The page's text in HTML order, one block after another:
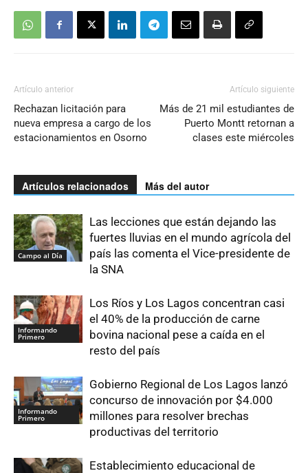
Artículo anterior
Rechazan licitación para
nueva empresa a cargo de los
estacionamientos en Osorno
Artículo siguiente
Más de 21 mil estudiantes de
Puerto Montt retornan a
clases este miércoles
Artículos relacionados Más del autor
Campo al Día
Las lecciones que están dejando las
fuertes lluvias en el mundo agrícola del
país las comenta el Vice-presidente de
la SNA
Informando
Primero
Los Ríos y Los Lagos concentran casi
el 40% de la producción de carne
bovina nacional pese a caída en el
resto del país
Informando
Primero
Gobierno Regional de Los Lagos lanzó
concurso de innovación por $4.000
millones para resolver brechas
productivas del territorio
Establecimiento educacional de